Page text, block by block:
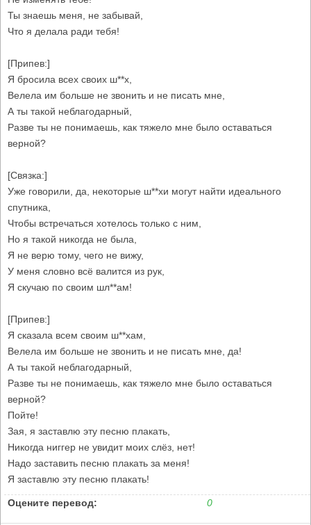
Ты знаешь меня, не забывай,
Что я делала ради тебя!
[Припев:]
Я бросила всех своих ш**х,
Велела им больше не звонить и не писать мне,
А ты такой неблагодарный,
Разве ты не понимаешь, как тяжело мне было оставаться
верной?
[Связка:]
Уже говорили, да, некоторые ш**хи могут найти идеального
спутника,
Чтобы встречаться хотелось только с ним,
Но я такой никогда не была,
Я не верю тому, чего не вижу,
У меня словно всё валится из рук,
Я скучаю по своим шл**ам!
[Припев:]
Я сказала всем своим ш**хам,
Велела им больше не звонить и не писать мне, да!
А ты такой неблагодарный,
Разве ты не понимаешь, как тяжело мне было оставаться
верной?
Пойте!
Зая, я заставлю эту песню плакать,
Никогда ниггер не увидит моих слёз, нет!
Надо заставить песню плакать за меня!
Я заставлю эту песню плакать!
Оцените перевод: 0